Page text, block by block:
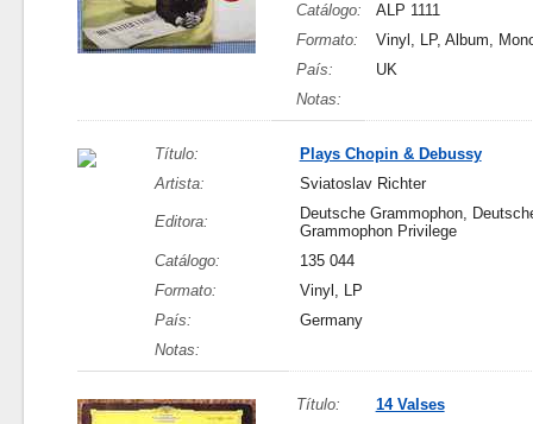
Catálogo:
ALP 1111
Formato:
Vinyl, LP, Album,
País:
UK
Notas:
Título:
Plays Chopin & Debussy
Artista:
Sviatoslav Richter
Editora:
Deutsche Grammophon,
Grammophon Privilege
Catálogo:
135 044
Formato:
Vinyl, LP
País:
Germany
Notas:
Título:
14 Valses